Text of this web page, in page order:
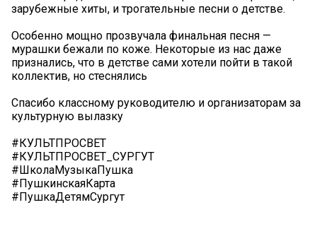
зарубежные хиты, и трогательные песни о детстве.
Особенно мощно прозвучала финальная песня —
мурашки бежали по коже. Некоторые из нас даже
признались, что в детстве сами хотели пойти в такой
коллектив, но стеснялись
Спасибо классному руководителю и организаторам за
культурную вылазку
#КУЛЬТПРОСВЕТ
#КУЛЬТПРОСВЕТ_СУРГУТ
#ШколаМузыкаПушка
#ПушкинскаяКарта
#ПушкаДетямСургут